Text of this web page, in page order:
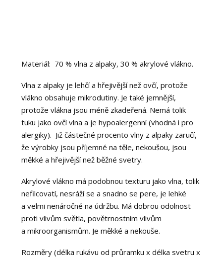
Materiál: 70 % vlna z alpaky, 30 % akrylové vlákno.
Vlna z alpaky je lehčí a hřejivější než ovčí, protože
vlákno obsahuje mikrodutiny. Je také jemnější,
protože vlákna jsou méně zkadeřená. Nemá tolik
tuku jako ovčí vlna a je hypoalergenní (vhodná i pro
alergiky). Již částečné procento vlny z alpaky zaručí,
že výrobky jsou příjemné na těle, nekoušou, jsou
měkké a hřejivější než běžné svetry.
Akrylové vlákno má podobnou texturu jako vlna, tolik
nefilcovatí, nesráží se a snadno se pere, je lehké
a velmi nenáročné na údržbu. Má dobrou odolnost
proti vlivům světla, povětrnostním vlivům
a mikroorganismům. Je měkké a nekouše.
Rozměry (délka rukávu od průramku x délka svetru x